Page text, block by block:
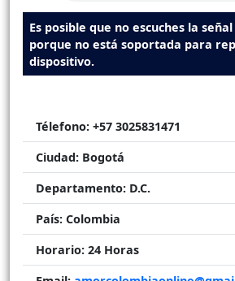
Es posible que no escuches la
porque no está soportada para
dispositivo.
Télefono: +57 3025831471
Ciudad: Bogotá
Departamento: D.C.
País: Colombia
Horario: 24 Horas